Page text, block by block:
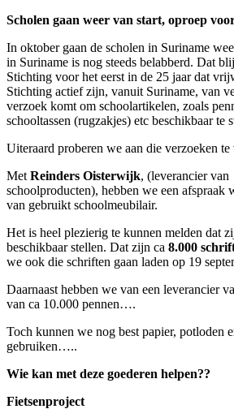
Scholen gaan weer van start, oproep
In oktober gaan de scholen in Suriname
in Suriname is nog steeds belabberd. Dat
Stichting voor het eerst in de 25 jaar dat
Stichting actief zijn, vanuit Suriname, van
verzoek komt om schoolartikelen, zoals
schooltassen (rugzakjes) etc beschikbaar te
Uiteraard proberen we aan die verzoeken te
Met Reinders Oisterwijk, (leverancier van
schoolproducten), hebben we een afspraak
van gebruikt schoolmeubilair.
Het is heel plezierig te kunnen melden dat
beschikbaar stellen. Dat zijn ca 8.000
we ook die schriften gaan laden op 19
Daarnaast hebben we van een leverancier
van ca 10.000 pennen….
Toch kunnen we nog best papier, potloden
gebruiken…..
Wie kan met deze goederen helpen??
Fietsenproject